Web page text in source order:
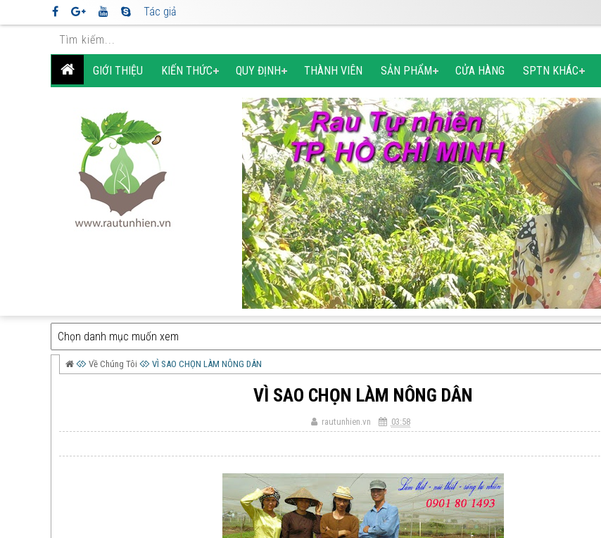
Tác giả
GIỚI THIỆU KIẾN THỨC QUY ĐỊNH THÀNH VIÊN SẢN PHẨM CỬA HÀNG SPTN KHÁC
Về Chúng Tôi VÌ SAO CHỌN LÀM NÔNG DÂN
VÌ SAO CHỌN LÀM NÔNG DÂN
rautunhien.vn 03:58